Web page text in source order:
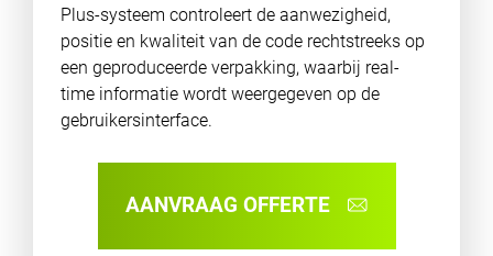
Plus-systeem controleert de aanwezigheid,
positie en kwaliteit van de code rechtstreeks op
een geproduceerde verpakking, waarbij real-
time informatie wordt weergegeven op de
gebruikersinterface.
AANVRAAG OFFERTE